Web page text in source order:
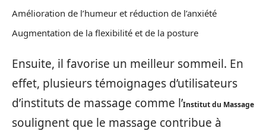
Amélioration de l’humeur et réduction de l’anxiété
Augmentation de la flexibilité et de la posture
Ensuite, il favorise un meilleur sommeil. En
effet, plusieurs témoignages d’utilisateurs
d’instituts de massage comme l’Institut du Massage
soulignent que le massage contribue à